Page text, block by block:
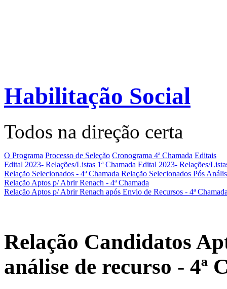
Habilitação Social
Todos na direção certa
O Programa Processo de Seleção Cronograma 4ª Chamada Editais
Edital 2023- Relações/Listas 1ª Chamada Edital 2023- Relações/
Relação Selecionados - 4ª Chamada Relação Selecionados Pós
Relação Aptos p/ Abrir Renach - 4ª Chamada
Relação Aptos p/ Abrir Renach após Envio de Recursos - 4ª
Relação Candidatos
análise de recurso - 4ª